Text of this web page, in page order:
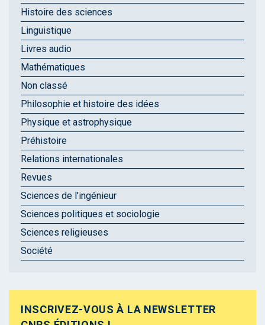
Histoire des sciences
Linguistique
Livres audio
Mathématiques
Non classé
Philosophie et histoire des idées
Physique et astrophysique
Préhistoire
Relations internationales
Revues
Sciences de l'ingénieur
Sciences politiques et sociologie
Sciences religieuses
Société
INSCRIVEZ-VOUS À LA NEWSLETTER